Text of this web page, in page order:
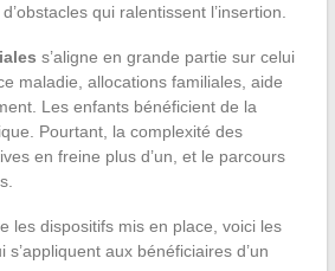
qui ralentissent l’insertion.
s’aligne en grande partie sur celui
maladie, allocations familiales, aide
Les enfants bénéficient de la
Pourtant, la complexité des
en freine plus d’un, et le parcours
les dispositifs mis en place, voici les
aux bénéficiaires d’un